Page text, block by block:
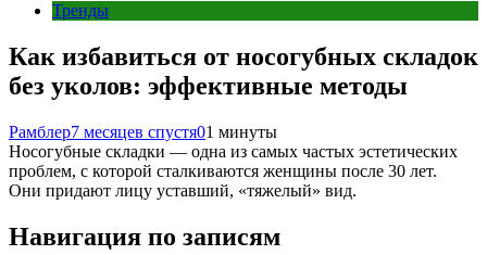
Тренды
Как избавиться от носогубных складок
без уколов: эффективные методы
Рамблер7 месяцев спустя01 минуты
Носогубные складки — одна из самых частых эстетических
проблем, с которой сталкиваются женщины после 30 лет.
Они придают лицу уставший, «тяжелый» вид.
Навигация по записям